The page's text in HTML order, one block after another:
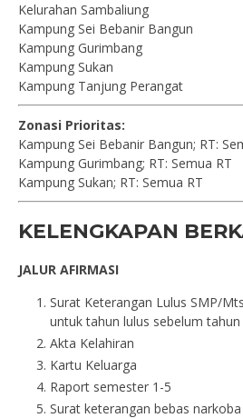
Kelurahan Sambaliung
Kampung Sei Bebanir Bangun
Kampung Gurimbang
Kampung Sukan
Kampung Tanjung Perangat
Zonasi Prioritas:
Kampung Sei Bebanir Bangun; RT:
Kampung Gurimbang; RT: Semua RT
Kampung Sukan; RT: Semua RT
KELENGKAPAN
JALUR AFIRMASI
Surat Keterangan Lulus SMP/
untuk tahun lulus sebelum
Akta Kelahiran
Kartu Keluarga
Raport semester 1-5
Surat keterangan bebas